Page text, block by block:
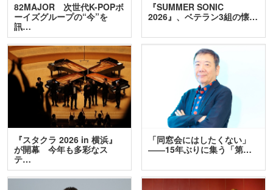
82MAJOR 次世代K-POPボ
ーイズグループの“今”を
訊…
『SUMMER SONIC
2026』、ベテラン3組の懐…
『スタクラ 2026 in 横浜』
が開幕 今年も多彩なス
テ…
「同窓会にはしたくない」
――15年ぶりに集う「第…